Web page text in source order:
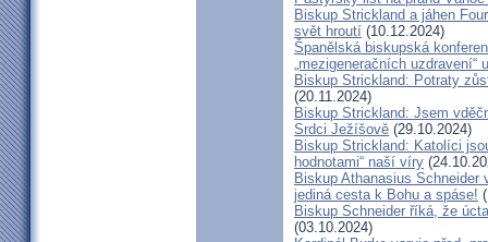
Biskup Strickland a jáhen
svět hroutí (10.12.2024)
Španělská biskupská
„mezigeneračních
Biskup Strickland: Potraty
(20.11.2024)
Biskup Strickland: Jsem
Srdci Ježíšově (29.10.2024)
Biskup Strickland: Katolíci
hodnotami“ naší víry
Biskup Athanasius
jediná cesta k Bohu a spáse!
Biskup Schneider říká, že
(03.10.2024)